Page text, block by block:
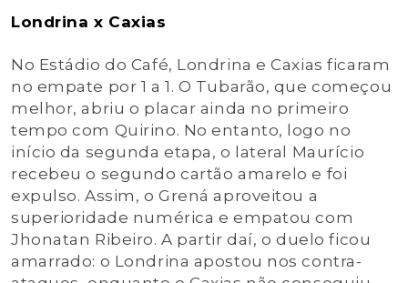
Londrina x Caxias
No Estádio do Café, Londrina e Caxias ficaram
no empate por 1 a 1. O Tubarão, que começou
melhor, abriu o placar ainda no primeiro
tempo com Quirino. No entanto, logo no
início da segunda etapa, o lateral Maurício
recebeu o segundo cartão amarelo e foi
expulso. Assim, o Grená aproveitou a
superioridade numérica e empatou com
Jhonatan Ribeiro. A partir daí, o duelo ficou
amarrado: o Londrina apostou nos contra-